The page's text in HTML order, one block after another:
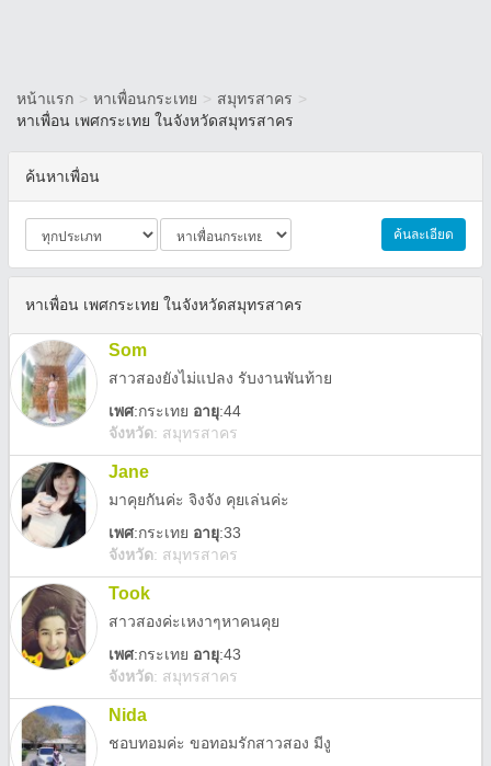
หน้าแรก > หาเพื่อนกระเทย > สมุทรสาคร >
หาเพื่อน เพศกระเทย ในจังหวัดสมุทรสาคร
ค้นหาเพื่อน
ค้นละเอียด
หาเพื่อน เพศกระเทย ในจังหวัดสมุทรสาคร
Som
สาวสองยังไม่แปลง รับงานพันท้าย
เพศ:กระเทย อายุ:44
จังหวัด: สมุทรสาคร
Jane
มาคุยกันค่ะ จิงจัง คุยเล่นค่ะ
เพศ:กระเทย อายุ:33
จังหวัด: สมุทรสาคร
Took
สาวสองค่ะเหงาๆหาคนคุย
เพศ:กระเทย อายุ:43
จังหวัด: สมุทรสาคร
Nida
ชอบทอมค่ะ ขอทอมรักสาวสอง มีงู